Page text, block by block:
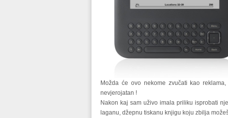
Možda će ovo nekome zvučati kao
nevjerojatan !
Nakon kaj sam uživo imala priliku isprobati
laganu, džepnu tiskanu knjigu koju zbilja